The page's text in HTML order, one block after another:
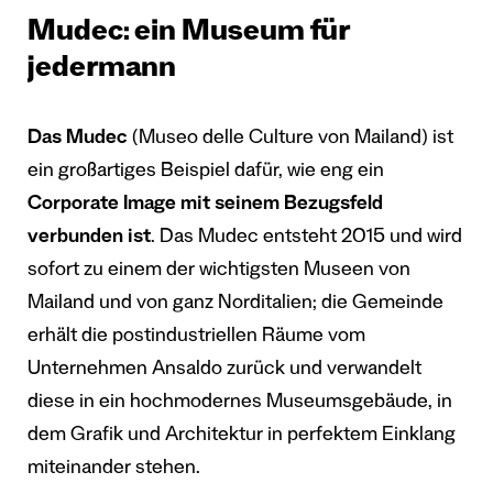
Mudec: ein Museum für
jedermann
Das Mudec (Museo delle Culture von Mailand) ist
ein großartiges Beispiel dafür, wie eng ein
Corporate Image mit seinem Bezugsfeld
verbunden ist. Das Mudec entsteht 2015 und wird
sofort zu einem der wichtigsten Museen von
Mailand und von ganz Norditalien; die Gemeinde
erhält die postindustriellen Räume vom
Unternehmen Ansaldo zurück und verwandelt
diese in ein hochmodernes Museumsgebäude, in
dem Grafik und Architektur in perfektem Einklang
miteinander stehen.